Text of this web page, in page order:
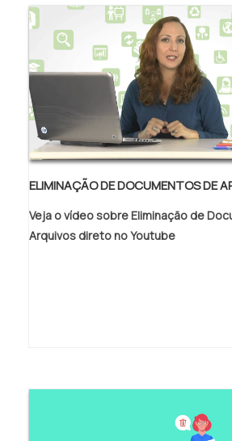
que, a cada nova reciclagem, o
em qualidade, característica
ELIMINAÇÃO DE DOCUMENTOS DE
Veja o vídeo sobre Eliminação de
Arquivos direto no Youtube